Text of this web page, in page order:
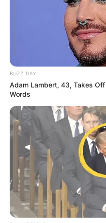
BUZZ DAY
Adam Lambert, 43, Takes
Words